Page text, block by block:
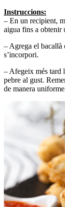
Instruccions:
– En un recipient,
aigua fins a obtenir
– Agrega el bacallà
s’incorpori.
– Afegeix més tard
pebre al gust.
de manera